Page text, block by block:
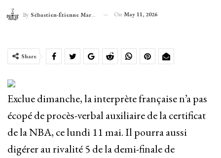
By Sébastien-Étienne Marechal On May 11, 2026
Share
Exclue dimanche, la interprète française n’a pas
écopé de procès-verbal auxiliaire de la certificat
de la NBA, ce lundi 11 mai. Il pourra aussi
digérer au rivalité 5 de la demi-finale de